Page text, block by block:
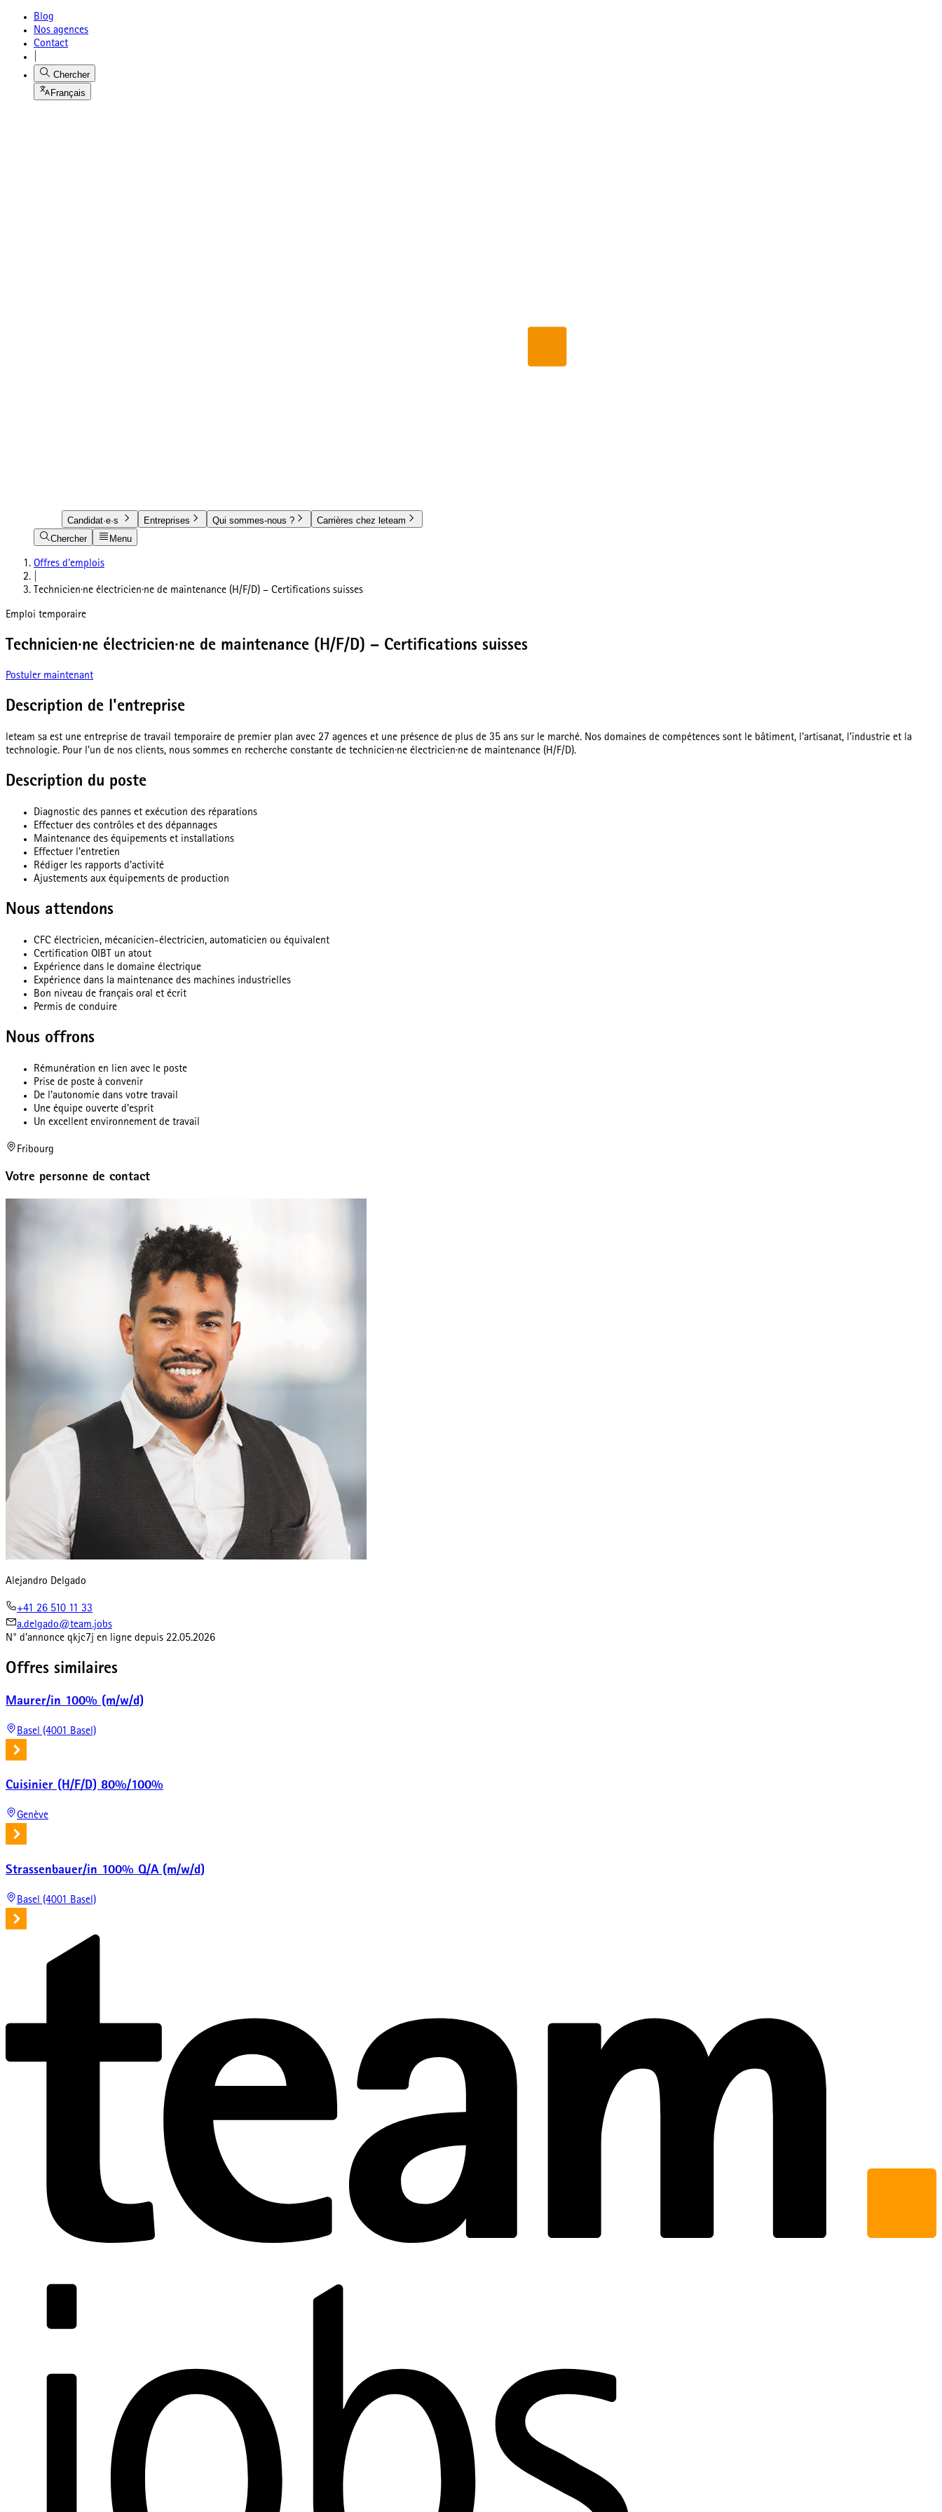
Blog
Nos agences
Contact
Chercher
Français
Candidat·e·s Entreprises Qui sommes-nous ?
Carrières chez leteam
Chercher
Menu
Offres d'emplois
Technicien·ne électricien·ne de maintenance (H/F/D) – Certifications suisses
Emploi temporaire
Technicien·ne électricien·ne de maintenance (H/F/D) – Certifications suisses
Postuler maintenant
Description de l'entreprise
leteam sa est une entreprise de travail temporaire de premier plan avec 27 agences et une présence de plus de 35 ans sur le marché. Nos domaines de compétences sont le bâtiment, l'artisanat, l'industrie et la
technologie. Pour l'un de nos clients, nous sommes en recherche constante de technicien·ne électricien·ne de maintenance (H/F/D).
Description du poste
Diagnostic des pannes et exécution des réparations
Effectuer des contrôles et des dépannages
Maintenance des équipements et installations
Effectuer l'entretien
Rédiger les rapports d'activité
Ajustements aux équipements de production
Nous attendons
CFC électricien, mécanicien-électricien, automaticien ou équivalent
Certification OIBT un atout
Expérience dans le domaine électrique
Expérience dans la maintenance des machines industrielles
Bon niveau de français oral et écrit
Permis de conduire
Nous offrons
Rémunération en lien avec le poste
Prise de poste à convenir
De l'autonomie dans votre travail
Une équipe ouverte d'esprit
Un excellent environnement de travail
Fribourg
Votre personne de contact
Alejandro Delgado
+41 26 510 11 33
a.delgado@team.jobs
N° d'annonce qkjc7j en ligne depuis 22.05.2026
Offres similaires
Maurer/in 100% (m/w/d)
Basel (4001 Basel)
Cuisinier (H/F/D) 80%/100%
Genève
Strassenbauer/in 100% Q/A (m/w/d)
Basel (4001 Basel)